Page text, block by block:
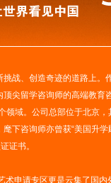
战、创造奇迹的道路上。
顶尖留学咨询师的高端教育
领域。公司总部位于北京
下咨询师亦曾获“美国升学
证书。
术申请专区更是云集了国